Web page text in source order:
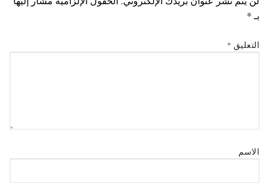
بـ*
التعليق *
الاسم